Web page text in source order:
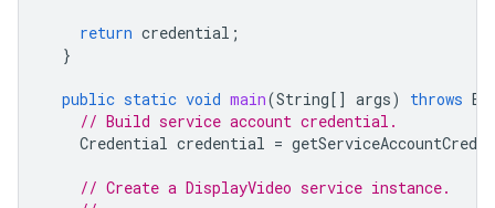
return credential ;
}
public static void main(String[] args) throws
// Build service account credential.
Credential credential =
// Create a DisplayVideo service instance.